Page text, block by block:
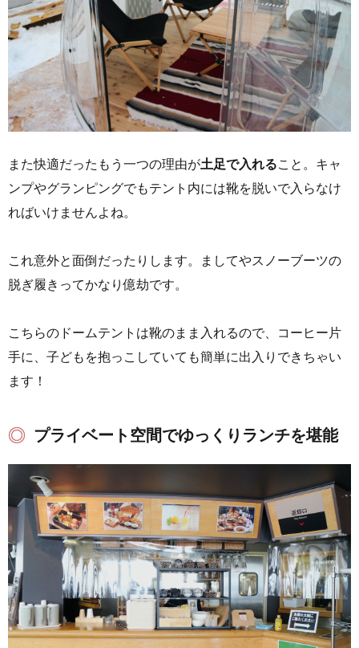
また快適だったもう一つの理由が土足で入れること。キャ
ンプやグランピングでもテント内には靴を脱いで入らなけ
ればいけませんよね。
これ意外と面倒だったりします。ましてやスノーブーツの
脱ぎ履きってかなり億劫です。
こちらのドームテントは靴のまま入れるので、コーヒー片
手に、子どもを抱っこしていても簡単に出入りできちゃい
ます！
プライベート空間でゆっくりランチを堪能